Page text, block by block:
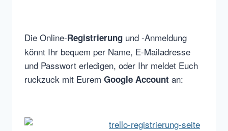
Die Online-Registrierung und -Anmeldung
könnt Ihr bequem per Name, E-Mailadresse
und Passwort erledigen, oder Ihr meldet Euch
ruckzuck mit Eurem Google Account an: